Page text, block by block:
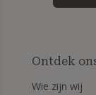
Ontdek
Wie zijn wij